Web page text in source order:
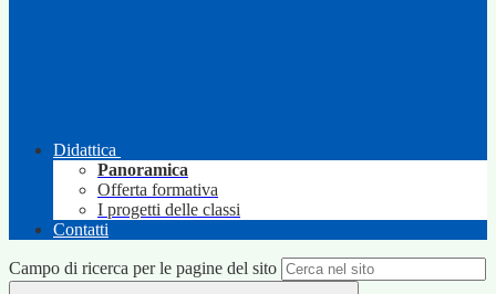
Didattica
Panoramica
Offerta formativa
I progetti delle classi
Contatti
Campo di ricerca per le pagine del sito